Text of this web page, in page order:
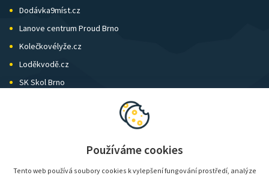
Dodávka9míst.cz
Lanove centrum Proud Brno
Kolečkovélyže.cz
Loděkvodě.cz
SK Skol Brno
Používáme cookies
Tento web používá soubory cookies k vylepšení fungování prostředí, analýze